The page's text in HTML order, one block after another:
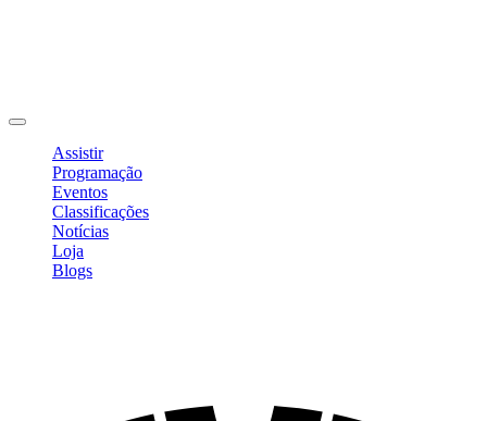
Assistir
Programação
Eventos
Classificações
Notícias
Loja
Blogs